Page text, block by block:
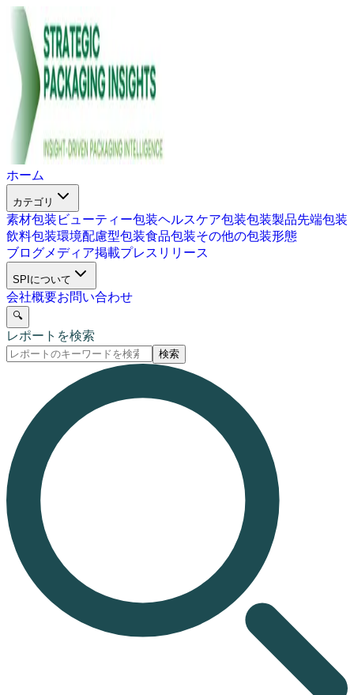
ホーム
カテゴリ
素材包装 ビューティー包装ヘルスケア包装包装製品先端包装
飲料包装環境配慮型包装食品包装その他の包装形態
ブログメディア掲載プレスリリース
SPIについて
会社概要お問い合わせ
🔍
レポートを検索
検索